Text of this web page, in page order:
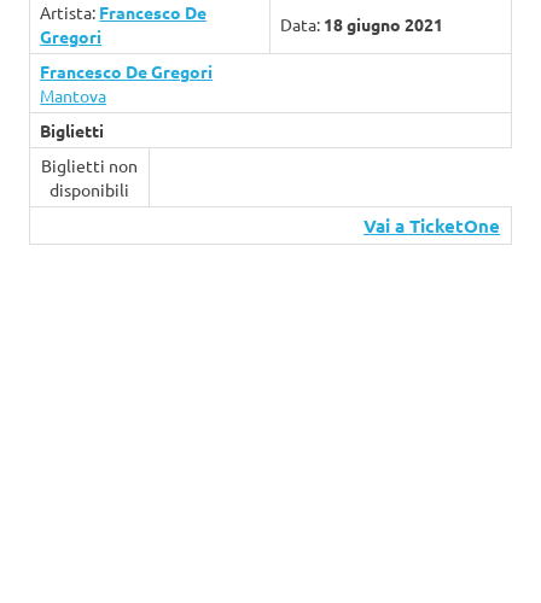
Artista: Francesco De
Gregori
Data: 18 giugno 2021
Francesco De Gregori
Mantova
Biglietti
Biglietti non
disponibili
Vai a TicketOne